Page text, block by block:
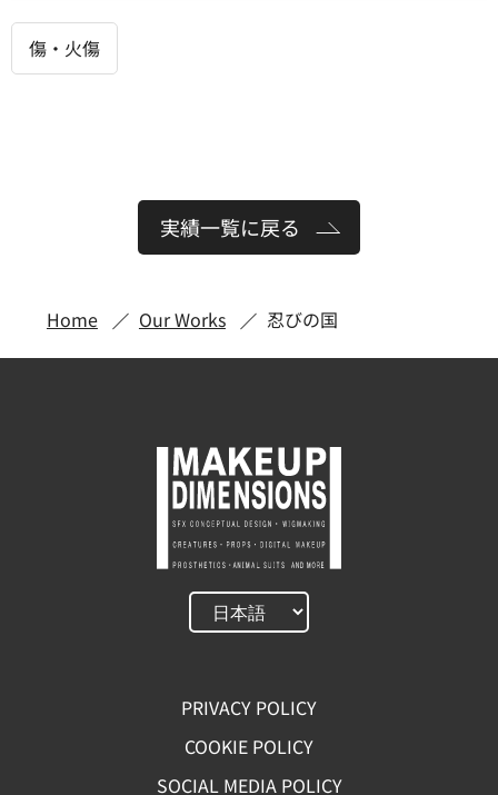
傷・火傷
実績一覧に戻る
Home Our Works 忍びの国
PRIVACY POLICY
COOKIE POLICY
SOCIAL MEDIA POLICY